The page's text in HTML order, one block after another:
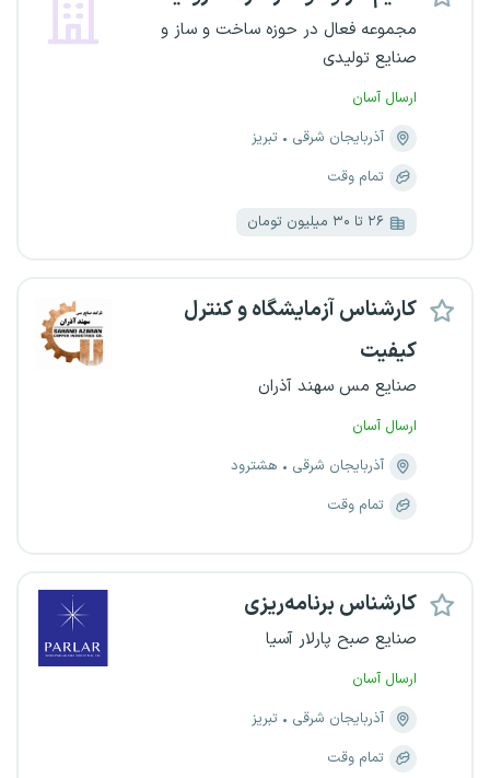
مجموعه فعال در حوزه ساخت و ساز و
صنایع تولیدی
ارسال آسان
آذربایجان شرقی
تبریز
تمام وقت
۲۶ تا ۳۰ میلیون تومان
کارشناس آزمایشگاه و کنترل
کیفیت
صنایع مس سهند آذران
ارسال آسان
آذربایجان شرقی
هشترود
تمام وقت
کارشناس برنامه‌ریزی
صنایع صبح پارلار آسیا
ارسال آسان
آذربایجان شرقی
تبریز
تمام وقت